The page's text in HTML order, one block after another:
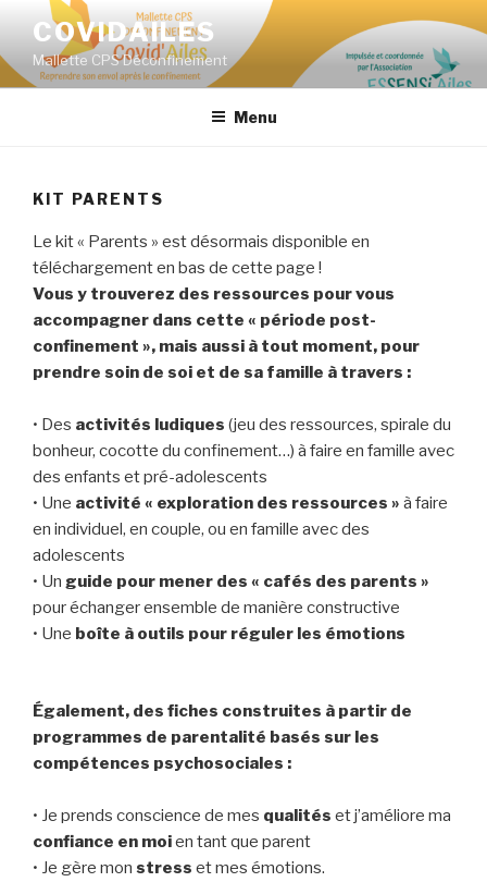
contenu
principal
COVIDAILES
Mallette CPS Déconfinement
Menu
KIT PARENTS
Le kit « Parents » est désormais disponible en
téléchargement en bas de cette page !
Vous y trouverez des ressources pour vous
accompagner dans cette « période post-
confinement », mais aussi à tout moment, pour
prendre soin de soi et de sa famille à travers :
• Des activités ludiques (jeu des ressources, spirale du
bonheur, cocotte du confinement…) à faire en famille avec
des enfants et pré-adolescents
• Une activité « exploration des ressources » à faire
en individuel, en couple, ou en famille avec des
adolescents
• Un guide pour mener des « cafés des parents »
pour échanger ensemble de manière constructive
• Une boîte à outils pour réguler les émotions
Également, des fiches construites à partir de
programmes de parentalité basés sur les
compétences psychosociales :
• Je prends conscience de mes qualités et j’améliore ma
confiance en moien tant que parent
• Je gère mon stress et mes émotions.